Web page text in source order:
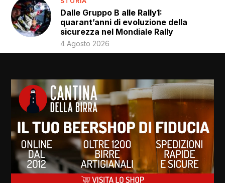
Dalle Gruppo B alle Rally1:
quarant’anni di evoluzione della
sicurezza nel Mondiale Rally
4 Agosto 2026